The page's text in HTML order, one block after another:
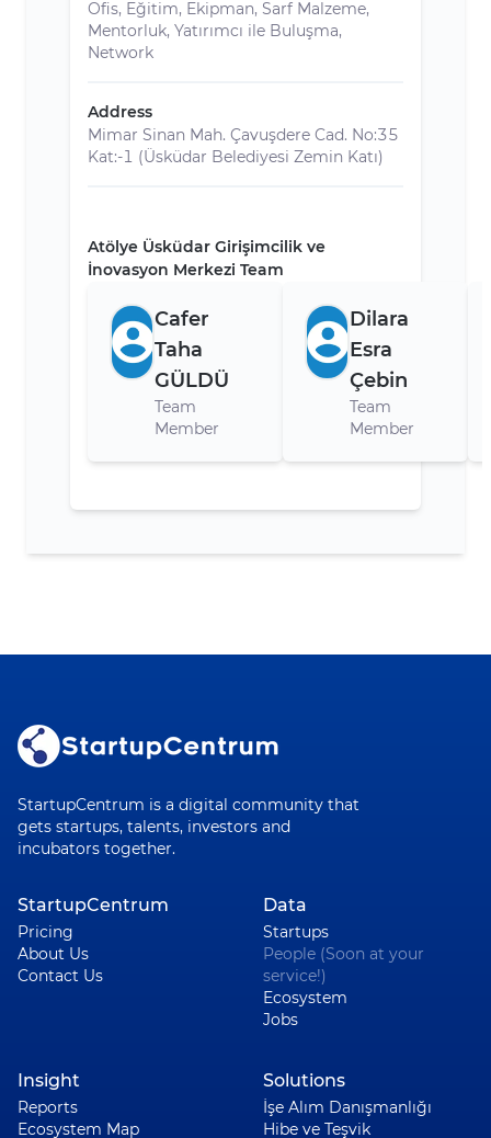
Ofis, Eğitim, Ekipman, Sarf Malzeme,
Mentorluk, Yatırımcı ile Buluşma,
Network
Address
Mimar Sinan Mah. Çavuşdere Cad. No:35
Kat:-1 (Üsküdar Belediyesi Zemin Katı)
Atölye Üsküdar Girişimcilik ve
İnovasyon Merkezi Team
Cafer
Taha
GÜLDÜ
Team
Member
Dilara
Esra
Çebin
Team
Member
StartupCentrum is a digital community that
gets startups, talents, investors and
incubators together.
StartupCentrum
Pricing
About Us
Contact Us
Data
Startups
People (Soon at your
service!)
Ecosystem
Jobs
Insight
Reports
Ecosystem Map
Solutions
İşe Alım Danışmanlığı
Hibe ve Teşvik